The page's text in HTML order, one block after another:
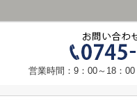
営業時間：9：00～18：